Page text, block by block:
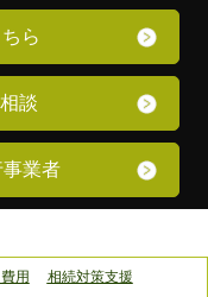
ら
談
業者
用
相続対策支援